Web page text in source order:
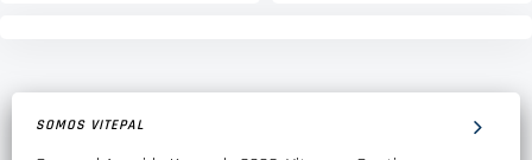
SOMOS VITEPAL